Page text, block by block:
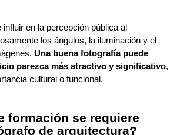
influir en la percepción pública al
los ángulos, la iluminación y el
Una buena fotografía puede
parezca más atractivo y significativo,
cultural o funcional.
formación se requiere
de arquitectura?